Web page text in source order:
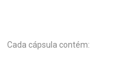
Cada cápsula contém: